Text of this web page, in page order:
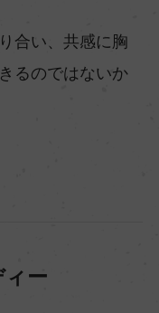
合い、共感に胸
るのではないか
ー